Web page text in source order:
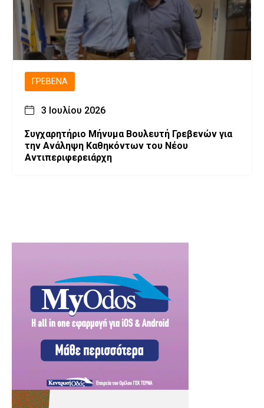
ΓΡΕΒΕΝΆ
3 Ιουλίου 2026
Συγχαρητήριο Μήνυμα Βουλευτή Γρεβενών για
την Ανάληψη Καθηκόντων του Νέου
Αντιπεριφερειάρχη